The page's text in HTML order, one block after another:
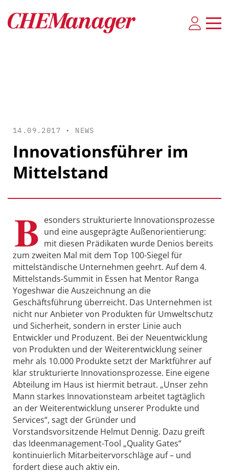
14.09.2017 • NEWS
Innovationsführer im
Mittelstand
B esonders strukturierte Innovationsprozesse
und eine ausgeprägte Außenorientierung:
mit diesen Prädikaten wurde Denios bereits
zum zweiten Mal mit dem Top 100-Siegel für
mittelständische Unternehmen geehrt. Auf dem 4.
Mittelstands-Summit in Essen hat Mentor Ranga
Yogeshwar die Auszeichnung an die
Geschäftsführung überreicht. Das Unternehmen ist
nicht nur Anbieter von Produkten für Umweltschutz
und Sicherheit, sondern in erster Linie auch
Entwickler und Produzent. Bei der Neuentwicklung
von Produkten und der Weiterentwicklung seiner
mehr als 10.000 Produkte setzt der Marktführer auf
klar strukturierte Innovationsprozesse. Eine eigene
Abteilung im Haus ist hiermit betraut. „Unser zehn
Mann starkes Innovationsteam arbeitet tagtäglich
an der Weiterentwicklung unserer Produkte und
Services“, sagt der Gründer und
Vorstandsvorsitzende Helmut Dennig. Dazu greift
das Ideenmanagement-Tool „Quality Gates“
kontinuierlich Mitarbeitervorschläge auf – und
fordert diese auch aktiv ein.